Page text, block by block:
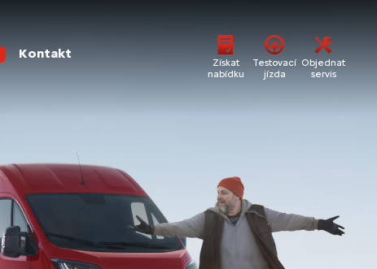
Kontakt
Získat
nabídku
Testovací
jízda
Objednat
servis